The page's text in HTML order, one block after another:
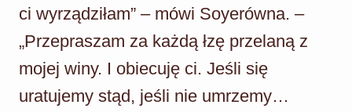
ci wyrządziłam” – mówi Soyerówna. –
„Przepraszam za każdą łzę przelaną z
mojej winy. I obiecuję ci. Jeśli się
uratujemy stąd, jeśli nie umrzemy…